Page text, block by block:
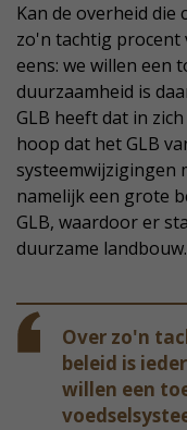
Kan de overheid die
zo'n tachtig procent
eens: we willen een
duurzaamheid is
GLB heeft dat in
hoop dat het GLB
systeemwijzigingen
namelijk een grote
GLB, waardoor er
duurzame
Over zo'n
beleid is
willen een